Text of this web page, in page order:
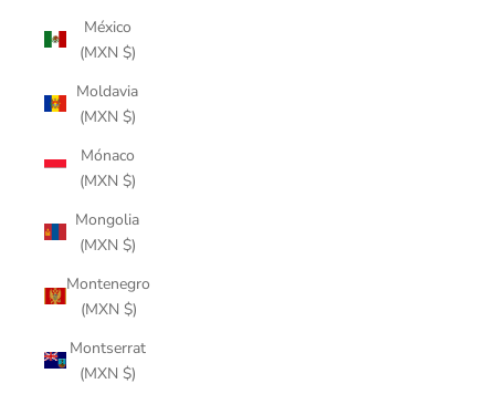
México
(MXN $)
Moldavia
(MXN $)
Mónaco
(MXN $)
Mongolia
(MXN $)
Montenegro
(MXN $)
Montserrat
(MXN $)